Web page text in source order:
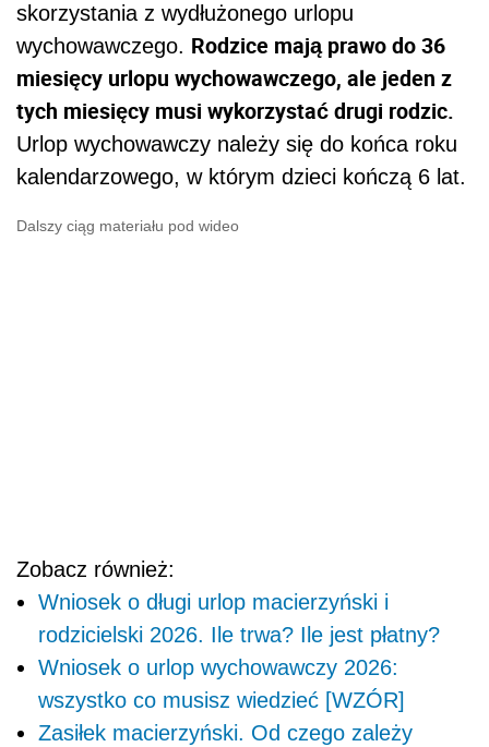
skorzystania z wydłużonego urlopu
wychowawczego. Rodzice mają prawo do 36
miesięcy urlopu wychowawczego, ale jeden z
tych miesięcy musi wykorzystać drugi rodzic.
Urlop wychowawczy należy się do końca roku
kalendarzowego, w którym dzieci kończą 6 lat.
Dalszy ciąg materiału pod wideo
Zobacz również:
Wniosek o długi urlop macierzyński i
rodzicielski 2026. Ile trwa? Ile jest płatny?
Wniosek o urlop wychowawczy 2026:
wszystko co musisz wiedzieć [WZÓR]
Zasiłek macierzyński. Od czego zależy